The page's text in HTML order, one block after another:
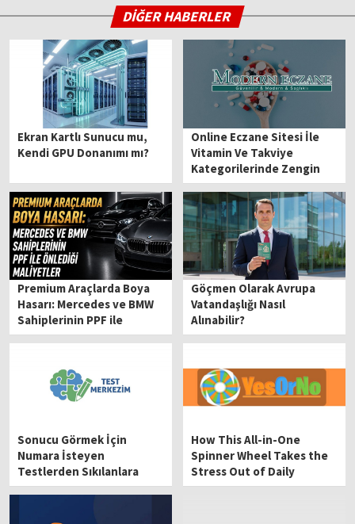
DİĞER HABERLER
Ekran Kartlı Sunucu mu,
Kendi GPU Donanımı mı?
Online Eczane Sitesi İle
Vitamin Ve Takviye
Kategorilerinde Zengin
Seçenekler
Premium Araçlarda Boya
Hasarı: Mercedes ve BMW
Sahiplerinin PPF ile
Önlediği Maliyetler
Göçmen Olarak Avrupa
Vatandaşlığı Nasıl
Alınabilir?
Sonucu Görmek İçin
Numara İsteyen
Testlerden Sıkılanlara
How This All-in-One
Spinner Wheel Takes the
Stress Out of Daily
Choices